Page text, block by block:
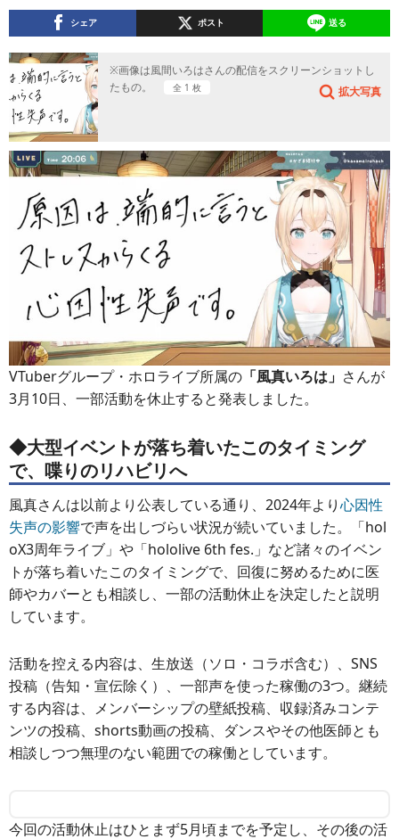
シェア ポスト 送る
※画像は風間いろはさんの配信をスクリーンショットし
たもの。
全 1 枚 拡大写真
VTuberグループ・ホロライブ所属の 「風真いろは」 さんが
3月10日、一部活動を休止すると発表しました。
◆大型イベントが落ち着いたこのタイミング
で、喋りのリハビリへ
風真さんは以前より公表している通り、2024年より心因性
失声の影響で声を出しづらい状況が続いていました。「hol
oX3周年ライブ」や「hololive 6th fes.」など諸々のイベン
トが落ち着いたこのタイミングで、回復に努めるために医
師やカバーとも相談し、一部の活動休止を決定したと説明
しています。
活動を控える内容は、生放送（ソロ・コラボ含む）、SNS
投稿（告知・宣伝除く）、一部声を使った稼働の3つ。継続
する内容は、メンバーシップの壁紙投稿、収録済みコンテ
ンツの投稿、shorts動画の投稿、ダンスやその他医師とも
相談しつつ無理のない範囲での稼働としています。
今回の活動休止はひとまず5月頃までを予定し、その後の活